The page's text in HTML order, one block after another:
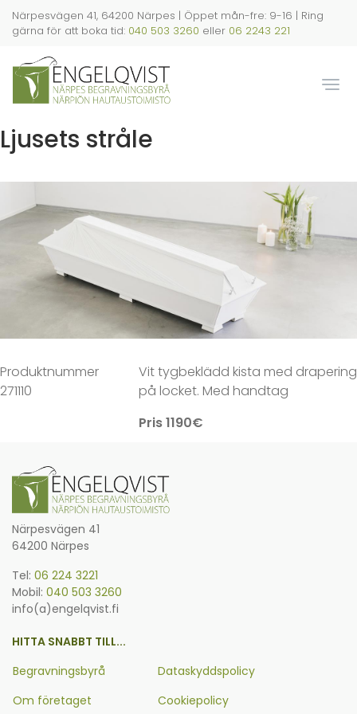
Hoppa
Närpesvägen 41, 64200 Närpes | Öppet mån-fre: 9-16 | Ring
gärna för att boka tid: 040 503 3260 eller 06 2243 221
Ljusets stråle
Produktnummer
271110
Vit tygbeklädd kista med drapering
på locket. Med handtag
Pris 1190€
Närpesvägen 41
64200 Närpes
Tel: 06 224 3221
Mobil: 040 503 3260
info(a)engelqvist.fi
HITTA SNABBT TILL...
Begravningsbyrå
Om företaget
Dataskyddspolicy
Cookiepolicy